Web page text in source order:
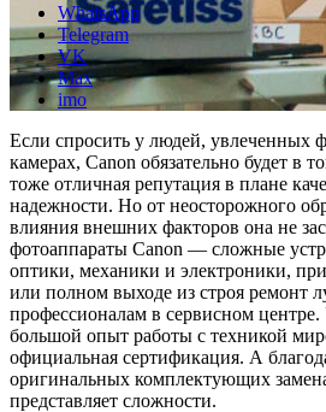
WhatsApp
Telegram
VK
Max
imo
Если спросить у людей, увлеченных
камерах, Canon обязательно будет в
тоже отличная репутация в плане
надежности. Но от неосторожного
влияния внешних факторов она не
фотоаппараты Canon — сложные
оптики, механики и электроники,
или полном выходе из строя ремонт
профессионалам в сервисном
большой опыт работы с техникой
официальная сертификация. А
оригинальных комплектующих
представляет сложности.